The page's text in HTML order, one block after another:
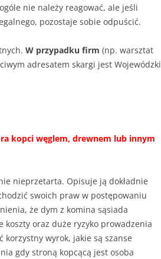
nie należy reagować, ale jeśli
pozostaje sobie odpuścić.
W przypadku firm (np. warsztat
adresatem skargi jest Wojewódzki
kopci węglem, drewnem lub innym
nieprzetarta. Opisuje ją dokładnie
swoich praw w postępowaniu
że dym z komina sąsiada
koszty oraz duże ryzyko prowadzenia
wyrok, jakie są szanse
gdy stroną kopcącą jest osoba